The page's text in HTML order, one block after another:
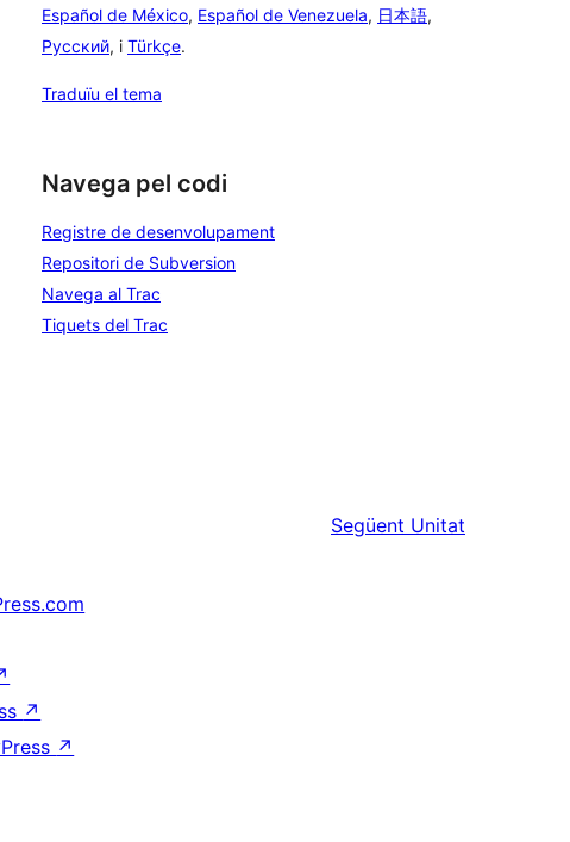
Español de México, Español de Venezuela, 日本語,
Русский, i Türkçe.
Traduïu el tema
Navega pel codi
Registre de desenvolupament
Repositori de Subversion
Navega al Trac
Tiquets del Trac
Següent Unitat
↗
↗